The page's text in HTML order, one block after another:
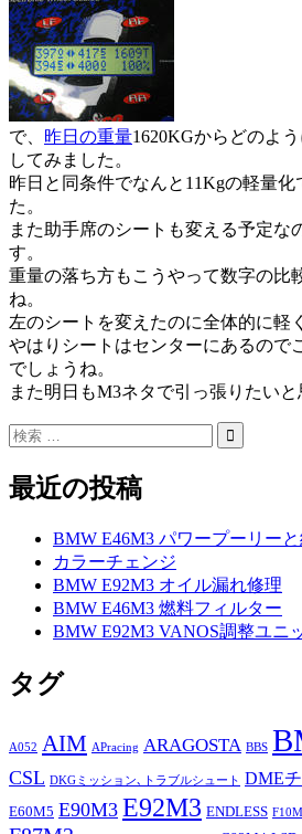
で、 昨日の重量1620KGからどのよ
してみました。
昨日と同条件でなんと11Kgの軽量化
た。
また助手席のシートも変える予定な
す。
重量の落ち方もこうやって数字の比
ね。
左のシートを変えたのに全体的に軽
やはりシートはセンターにあるので
でしょうね。
また明日もM3ネタで引っ張りたいと
最近の投稿
BMW E46M3 パワープーリー
カラーチェンジ
BMW E92M3 オイル漏れ修理
BMW E46M3 燃料フィルター
BMW E92M3 VANOS調整ユ
タグ
A052 AIM APracing ARAGOSTA BBS
CSL DKGミッション､トラブルシュート DME
E60M5 E90M3 E92M3 ENDLESS